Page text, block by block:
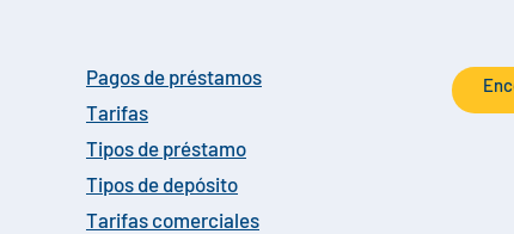
Pagos de préstamos
Tarifas
Tipos de préstamo
Tipos de depósito
Tarifas comerciales